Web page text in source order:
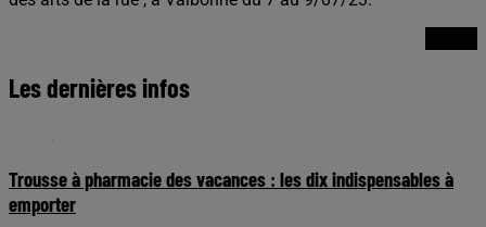
Les dernières infos
Trousse à pharmacie des vacances : les dix indispensables à
emporter